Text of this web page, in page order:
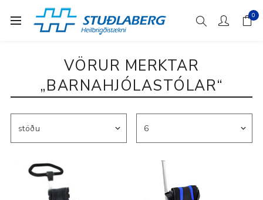
0
VÖRUR MERKTAR
„BARNAHJÓLASTÓLAR“